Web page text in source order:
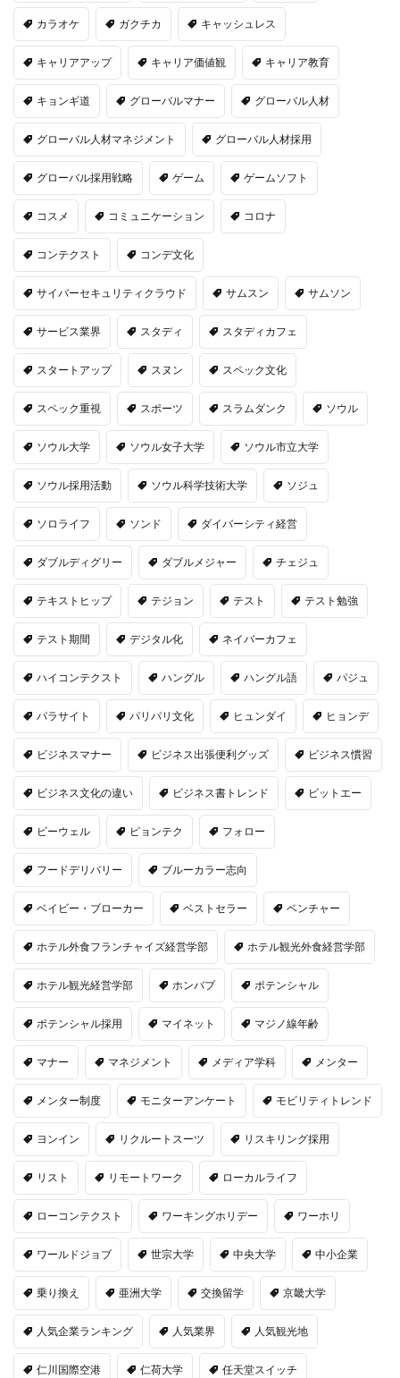
カラオケ ガクチカ キャッシュレス
キャリアアップ キャリア価値観 キャリア教育
キョンギ道 グローバルマナー グローバル人材
グローバル人材マネジメント グローバル人材採用
グローバル採用戦略 ゲーム ゲームソフト
コスメ コミュニケーション コロナ
コンテクスト コンデ文化
サイバーセキュリティクラウド サムスン サムソン
サービス業界 スタディ スタディカフェ
スタートアップ スヌン スペック文化
スペック重視 スポーツ スラムダンク ソウル
ソウル大学 ソウル女子大学 ソウル市立大学
ソウル採用活動 ソウル科学技術大学 ソジュ
ソロライフ ソンド ダイバーシティ経営
ダブルディグリー ダブルメジャー チェジュ
テキストヒップ テジョン テスト テスト勉強
テスト期間 デジタル化 ネイバーカフェ
ハイコンテクスト ハングル ハングル語 パジュ
パラサイト パリパリ文化 ヒュンダイ ヒョンデ
ビジネスマナー ビジネス出張便利グッズ ビジネス慣習
ビジネス文化の違い ビジネス書トレンド ビットエー
ビーウェル ピョンテク フォロー
フードデリバリー ブルーカラー志向
ベイビー・ブローカー ベストセラー ベンチャー
ホテル外食フランチャイズ経営学部 ホテル観光外食経営学部
ホテル観光経営学部 ホンバプ ポテンシャル
ポテンシャル採用 マイネット マジノ線年齢
マナー マネジメント メディア学科 メンター
メンター制度 モニターアンケート モビリティトレンド
ヨンイン リクルートスーツ リスキリング採用
リスト リモートワーク ローカルライフ
ローコンテクスト ワーキングホリデー ワーホリ
ワールドジョブ 世宗大学 中央大学 中小企業
乗り換え 亜洲大学 交換留学 京畿大学
人気企業ランキング 人気業界 人気観光地
仁川国際空港 仁荷大学 任天堂スイッチ